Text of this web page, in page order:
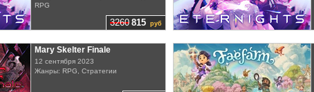
3260 815 руб
RPG
Mary Skelter Finale
12 сентября 2023
Жанры: RPG, Стратегии